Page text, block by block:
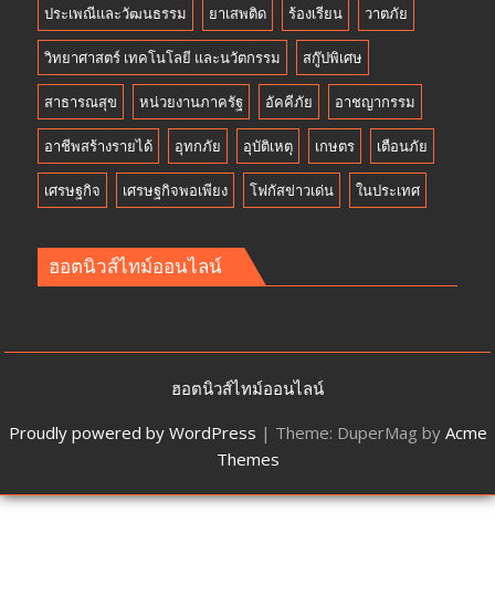
ประเพณีและวัฒนธรรม ยาเสพติด ร้องเรียน วาตภัย
วิทยาศาสตร์ เทคโนโลยี และนวัตกรรม สกู๊ปพิเศษ
สาธารณสุข หน่วยงานภาครัฐ อัคคีภัย อาชญากรรม
อาชีพสร้างรายได้ อุทกภัย อุบัติเหตุ เกษตร เตือนภัย
เศรษฐกิจ เศรษฐกิจพอเพียง โฟกัสข่าวเด่น ในประเทศ
ฮอตนิวส์ไทม์ออนไลน์
ฮอตนิวส์ไทม์ออนไลน์
Proudly powered by WordPress | Theme: DuperMag by Acme
Themes